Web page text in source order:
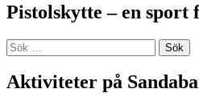
Pistolskytte – en sport
Sök
efter:
Aktiviteter på